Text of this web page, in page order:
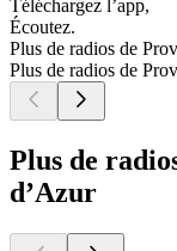
Téléchargez l’app,
Écoutez.
Plus de radios de
Plus de radios de
Plus de
d’Azur